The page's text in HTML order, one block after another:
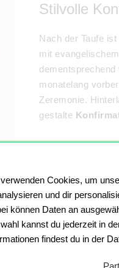
Cookies, um
und dir
können Daten an
kannst du jederzeit in
findest du in der
Stilvolle
Nach der Taufe ist
mit
monatelang
Zeremonie.
gestalte
Deine
Wenn Du